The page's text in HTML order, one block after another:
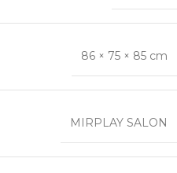
86 × 75 × 85 cm
MIRPLAY SALON